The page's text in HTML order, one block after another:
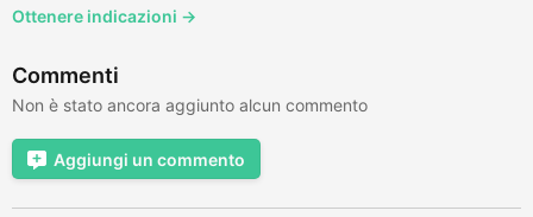
Ottenere indicazioni →
Commenti
Non è stato ancora aggiunto alcun commento
Aggiungi un commento